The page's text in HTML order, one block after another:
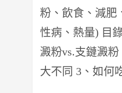
粉、飲食、減肥
性病、熱量) 目
澱粉vs.支鏈澱
大不同 3、如何